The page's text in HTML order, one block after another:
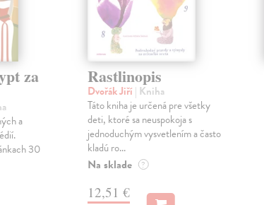
za
a
30
Rastlinopis
Dvořák Jiří | Kniha
Táto kniha je určená pre všetky
deti, ktoré sa neuspokoja s
jednoduchým vysvetlením a často
kladú ro...
Na sklade ?
12,51 €